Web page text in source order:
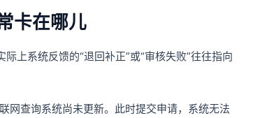
卡在哪儿
际上系统反馈的“退回补正”或“审核失败”往往指向
网查询系统尚未更新。此时提交申请，系统无法